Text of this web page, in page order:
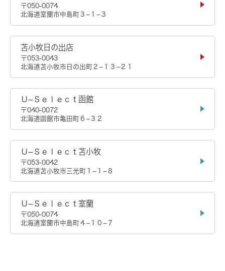
〒050-0074
北海道室蘭市中島町３−１−３
苫小牧日の出店
〒053-0043
北海道苫小牧市日の出町２−１３−２１
Ｕ−Ｓｅｌｅｃｔ函館
〒040-0072
北海道函館市亀田町６−３２
Ｕ−Ｓｅｌｅｃｔ苫小牧
〒053-0042
北海道苫小牧市三光町１−１−８
Ｕ−Ｓｅｌｅｃｔ室蘭
〒050-0074
北海道室蘭市中島町４−１０−７